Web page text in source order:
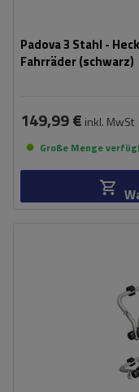
Padova 3 Stahl -
Fahrräder (schwarz)
149,99 € inkl. MwSt
Große Menge
kompatibel mit